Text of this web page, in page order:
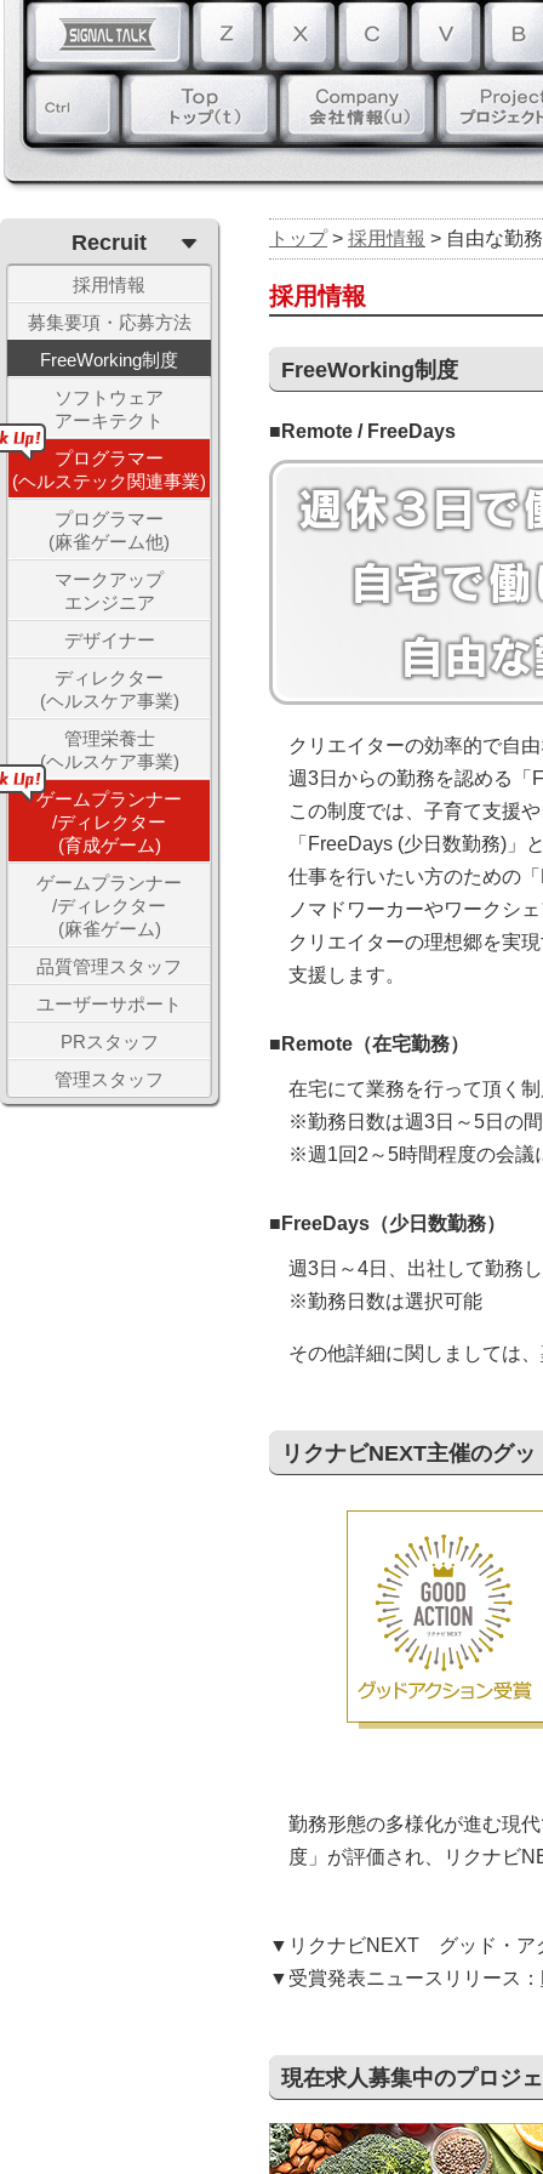
トップ> 採用情報 > 自由な勤
採用情報
FreeWorking制度
■Remote / FreeDays
クリエイターの効率的で自
週3日からの勤務を認める「
この制度では、子育て支援
「FreeDays (少日数勤務)」
仕事を行いたい方のための
ノマドワーカーやワークシ
クリエイターの理想郷を実
支援します。
■Remote（在宅勤務）
在宅にて業務を行って頂く
※勤務日数は週3日～5日の
※週1回2～5時間程度の会議
■FreeDays（少日数勤務）
週3日～4日、出社して勤務
※勤務日数は選択可能
その他詳細に関しましては、
リクナビNEXT主催のグ
勤務形態の多様化が進む現
度」が評価され、リクナビ
▼リクナビNEXT グッド・ア
▼受賞発表ニュースリリース：
現在求人募集中のプロジ
Recruit
採用情報
募集要項・応募方法
FreeWorking制度
ソフトウェア
アーキテクト
プログラマー
(ヘルステック関連事業)
プログラマー
(麻雀ゲーム他)
マークアップ
エンジニア
デザイナー
ディレクター
(ヘルスケア事業)
管理栄養士
(ヘルスケア事業)
ゲームプランナー
/ディレクター
(育成ゲーム)
ゲームプランナー
/ディレクター
(麻雀ゲーム)
品質管理スタッフ
ユーザーサポート
PRスタッフ
管理スタッフ